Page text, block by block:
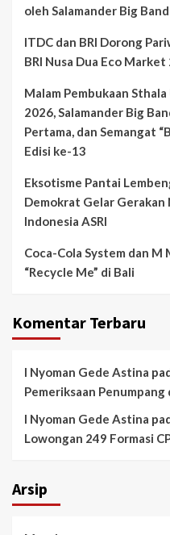
oleh Salamander Big Band
ITDC dan BRI Dorong
BRI Nusa Dua Eco Market
Malam Pembukaan
2026, Salamander Big
Pertama, dan Semangat
Edisi ke-13
Eksotisme Pantai
Demokrat Gelar Gerakan
Indonesia ASRI
Coca-Cola System dan
“Recycle Me” di Bali
Komentar Terbaru
I Nyoman Gede Astina
Pemeriksaan Penumpang
I Nyoman Gede Astina
Lowongan 249 Formasi
Arsip